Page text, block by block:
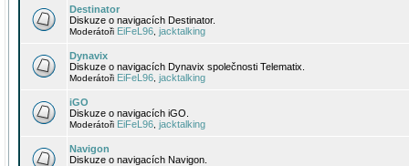
Destinator
Diskuze o navigacích Destinator.
Moderátoři EiFeL96 jacktalking
Dynavix
Diskuze o navigacích Dynavix společnosti Telematix.
Moderátoři EiFeL96 jacktalking
iGO
Diskuze o navigacích iGO.
Moderátoři EiFeL96 jacktalking
Navigon
Diskuze o navigacích Navigon.